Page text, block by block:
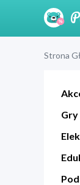
Strona